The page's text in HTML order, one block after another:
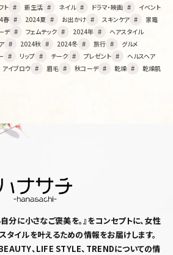
ト 新生活 ネイル ドラマ・映画
イベント
春 2024夏 お出かけ スキンケア
家電
デ フェムテック 2024年
ヘアスタイル
2024秋 2024冬 旅行
グルメ
リップ チーク プレゼント
ヘルスヘア
アイブロウ 眉毛 秋コーデ 乾燥
乾燥肌
分に小さなご褒美を。』をコンセプトに、女性
タイルを叶えるための情報をお届けします。
、LIFE STYLE、TRENDについての情